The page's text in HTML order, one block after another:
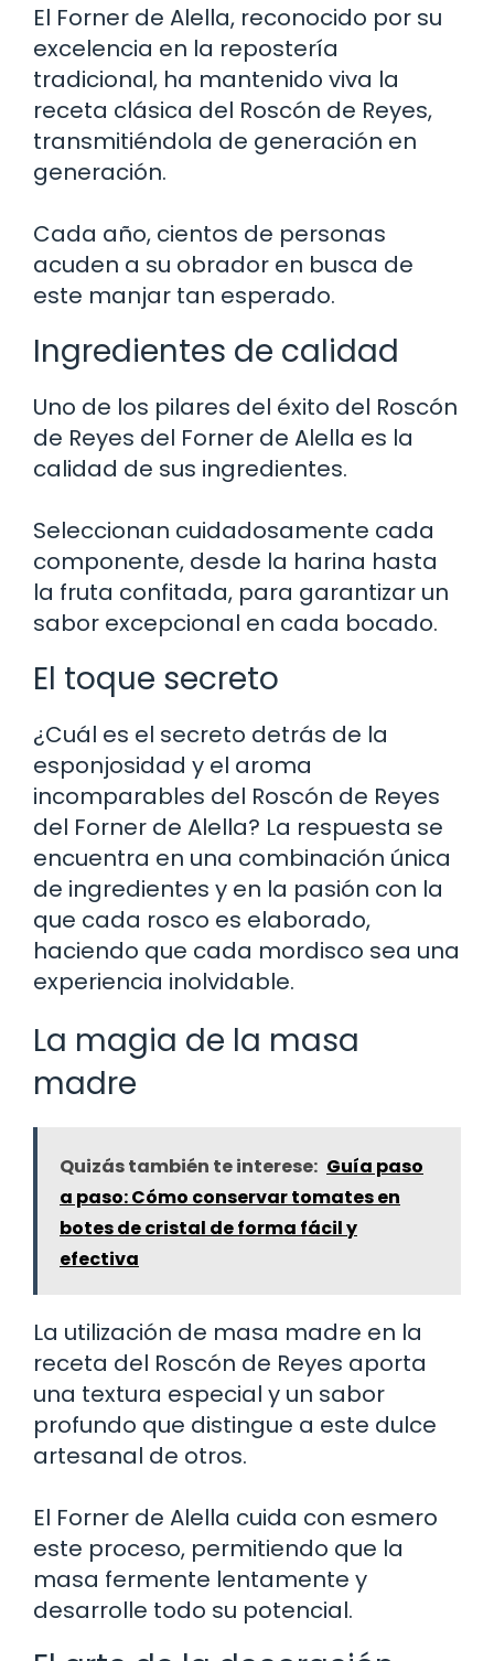
El Forner de Alella, reconocido por su
excelencia en la repostería
tradicional, ha mantenido viva la
receta clásica del Roscón de Reyes,
transmitiéndola de generación en
generación.
Cada año, cientos de personas
acuden a su obrador en busca de
este manjar tan esperado.
Ingredientes de calidad
Uno de los pilares del éxito del Roscón
de Reyes del Forner de Alella es la
calidad de sus ingredientes.
Seleccionan cuidadosamente cada
componente, desde la harina hasta
la fruta confitada, para garantizar un
sabor excepcional en cada bocado.
El toque secreto
¿Cuál es el secreto detrás de la
esponjosidad y el aroma
incomparables del Roscón de Reyes
del Forner de Alella? La respuesta se
encuentra en una combinación única
de ingredientes y en la pasión con la
que cada rosco es elaborado,
haciendo que cada mordisco sea una
experiencia inolvidable.
La magia de la masa
madre
Quizás también te interese: Guía paso
a paso: Cómo conservar tomates en
botes de cristal de forma fácil y
efectiva
La utilización de masa madre en la
receta del Roscón de Reyes aporta
una textura especial y un sabor
profundo que distingue a este dulce
artesanal de otros.
El Forner de Alella cuida con esmero
este proceso, permitiendo que la
masa fermente lentamente y
desarrolle todo su potencial.